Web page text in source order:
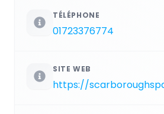
TÉLÉPHONE
01723376774
SITE WEB
https://